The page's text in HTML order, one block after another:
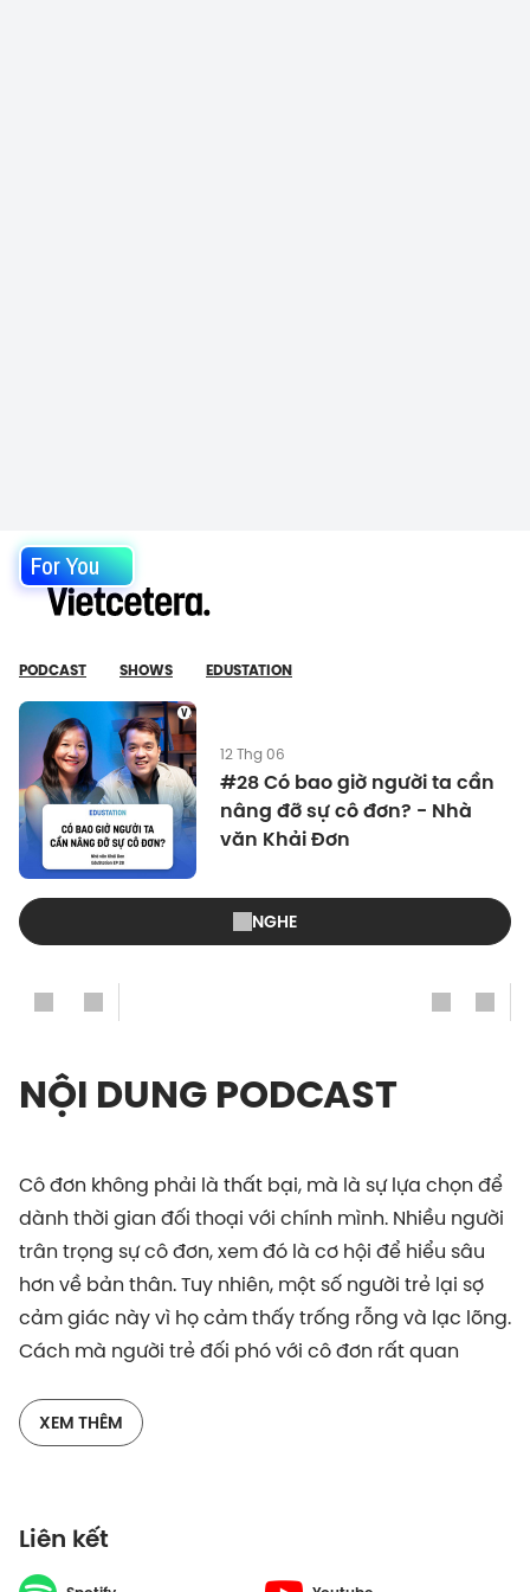
For You
PODCAST SHOWS EDUSTATION
12 Thg 06
#28 Có bao giờ người ta cần
nâng đỡ sự cô đơn? - Nhà
văn Khải Đơn
NGHE
NỘI DUNG PODCAST
Cô đơn không phải là thất bại, mà là sự lựa chọn để
dành thời gian đối thoại với chính mình. Nhiều người
trân trọng sự cô đơn, xem đó là cơ hội để hiểu sâu
hơn về bản thân. Tuy nhiên, một số người trẻ lại sợ
cảm giác này vì họ cảm thấy trống rỗng và lạc lõng.
Cách mà người trẻ đối phó với cô đơn rất quan
thần và sự phát triển cá nhân của họ.
chào đón nhà văn KHẢI ĐƠN - một cây bút tài năng
được nhiều độc giả yêu mến. KHẢI ĐƠN là tác giả
XEM THÊM
Liên kết